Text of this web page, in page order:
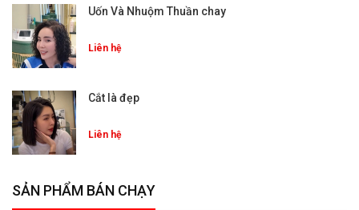
Uốn Và Nhuộm Thuần chay
Liên hệ
Cắt là đẹp
Liên hệ
SẢN PHẨM BÁN CHẠY